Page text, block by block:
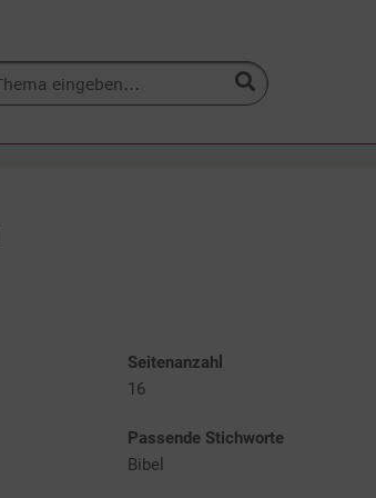
Seitenanzahl
16
Passende Stichworte
Bibel